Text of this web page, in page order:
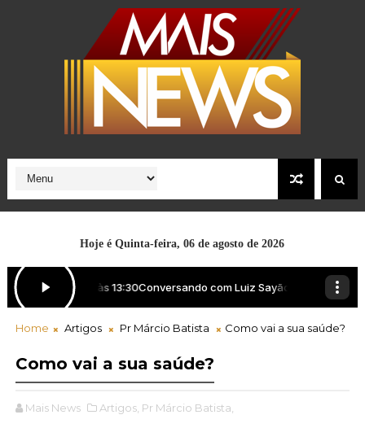
Hoje éQuinta-feira, 06 de agosto de 2026
Home Artigos Pr Márcio Batista Como vai a sua saúde?
Como vai a sua saúde?
Mais News Artigos, Pr Márcio Batista,